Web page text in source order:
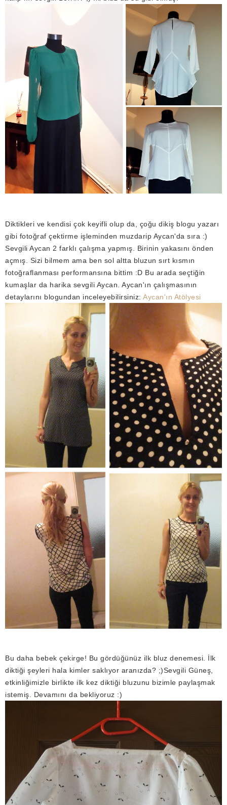
Diktikleri ve kendisi çok keyifli olup da, çoğu dikiş blogu yazarı
gibi fotoğraf çektirme işleminden muzdarip Aycan'da sıra :)
Sevgili Aycan 2 farklı çalışma yapmış. Birinin yakasını önden
açmış. Sizi bilmem ama ben sol altta bluzun sırt kısmın
fotoğraflanması performansına bittim :D Bu arada seçtiğin
kumaşlar da harika sevgili Aycan. Aycan'ın çalışmasının
detaylarını blogundan inceleyebilirsiniz: Aycan'ın Atölyesi
Bu daha bebek çekirge! Bu gördüğünüz ilk bluz denemesi. İlk
diktiği şeyleri hala kimler saklıyor aranızda? ;)Sevgili Güneş,
etkinliğimizle birlikte ilk kez diktiği bluzunu bizimle paylaşmak
istemiş. Devamını da bekliyoruz :)